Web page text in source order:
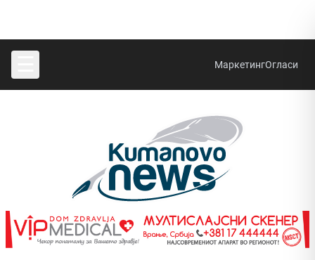
МаркетингОгласи